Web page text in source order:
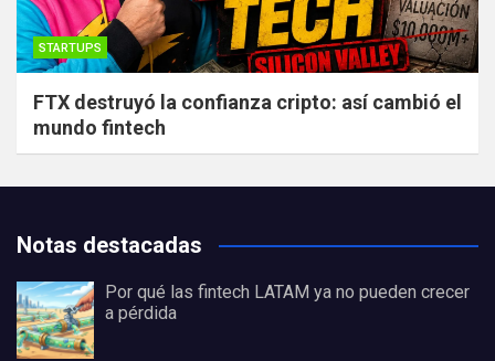
STARTUPS
FTX destruyó la confianza cripto: así cambió el
mundo fintech
Notas destacadas
Por qué las fintech LATAM ya no pueden crecer
a pérdida